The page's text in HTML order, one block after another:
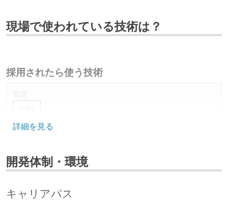
現場で使われている技術は？
採用されたら使う技術
言語
ruby
フレームワーク
データベース
詳細を見る
開発体制・環境
キャリアパス